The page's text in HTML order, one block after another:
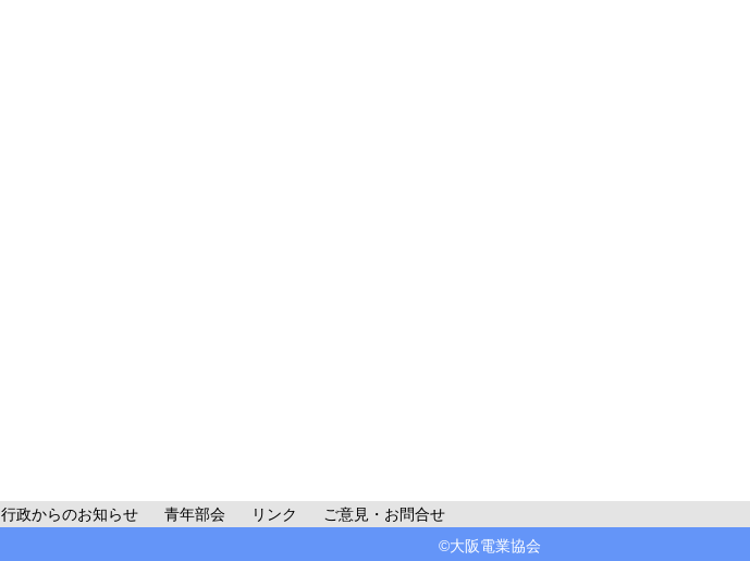
行政からのお知らせ 青年部会 リンク
ご意見・お問合せ
©大阪電業協会